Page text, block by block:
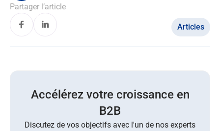
Partager l’article
Articles
Accélérez votre croissance en
B2B
Discutez de vos objectifs avec l'un de nos experts